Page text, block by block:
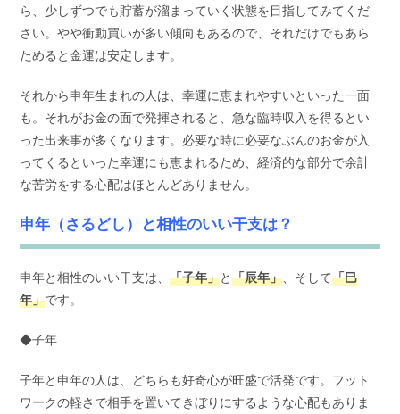
ら、少しずつでも貯蓄が溜まっていく状態を目指してみてくだ
さい。やや衝動買いが多い傾向もあるので、それだけでもあら
ためると金運は安定します。
それから申年生まれの人は、幸運に恵まれやすいといった一面
も。それがお金の面で発揮されると、急な臨時収入を得るとい
った出来事が多くなります。必要な時に必要なぶんのお金が入
ってくるといった幸運にも恵まれるため、経済的な部分で余計
な苦労をする心配はほとんどありません。
申年（さるどし）と相性のいい干支は？
申年と相性のいい干支は、「子年」と「辰年」、そして「巳
年」です。
◆子年
子年と申年の人は、どちらも好奇心が旺盛で活発です。フット
ワークの軽さで相手を置いてきぼりにするような心配もありま